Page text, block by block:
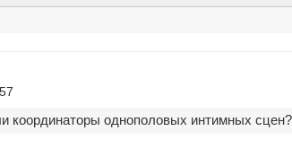
координаторы однополовых интимных